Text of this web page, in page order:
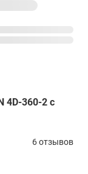
4D-360-2 с
6 отзывов